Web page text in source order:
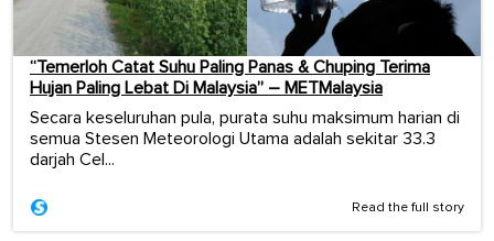
“Temerloh Catat Suhu Paling Panas & Chuping Terima
Hujan Paling Lebat Di Malaysia” – METMalaysia
Secara keseluruhan pula, purata suhu maksimum harian di
semua Stesen Meteorologi Utama adalah sekitar 33.3
darjah Cel...
Read the full story